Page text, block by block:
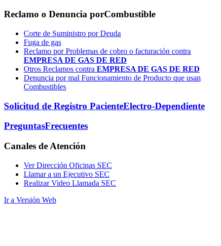
Reclamo o Denuncia porCombustible
Corte de Suministro por Deuda
Fuga de gas
Reclamo por Problemas de cobro o facturación contra
EMPRESA DE GAS DE RED
Otros Reclamos contra EMPRESA DE GAS DE RED
Denuncia por mal Funcionamiento de Producto que usan
Combustibles
Solicitud de Registro PacienteElectro-Dependiente
PreguntasFrecuentes
Canales de Atención
Ver Dirección Oficinas SEC
Llamar a un Ejecutivo SEC
Realizar Video Llamada SEC
Ir a Versión Web